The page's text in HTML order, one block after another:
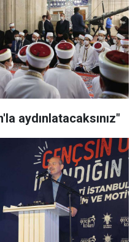
aydınlatacaksınız"